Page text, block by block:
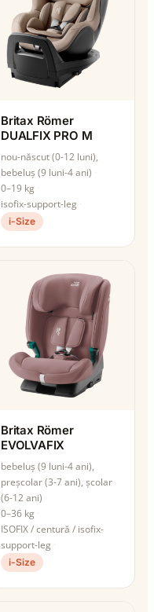
Britax Römer
DUALFIX PRO M
nou-născut (0-12 luni),
bebeluș (9 luni-4 ani)
0–19 kg
isofix-support-leg
i-Size
Britax Römer
EVOLVAFIX
bebeluș (9 luni-4 ani),
preșcolar (3-7 ani), școlar
(6-12 ani)
0–36 kg
ISOFIX / centură / isofix-
support-leg
i-Size